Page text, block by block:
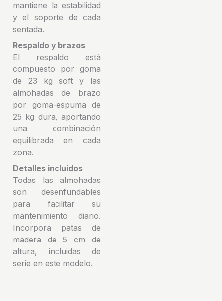
mantiene la estabilidad
y el soporte de cada
sentada.
Respaldo y brazos
El respaldo está
compuesto por goma
de 23 kg soft y las
almohadas de brazo
por goma-espuma de
25 kg dura, aportando
una combinación
equilibrada en cada
zona.
Detalles incluidos
Todas las almohadas
son desenfundables
para facilitar su
mantenimiento diario.
Incorpora patas de
madera de 5 cm de
altura, incluidas de
serie en este modelo.